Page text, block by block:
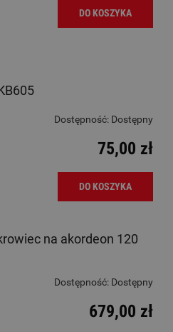
DO KOSZYKA
Dostępność: Dostępny
75,00 zł
DO KOSZYKA
na akordeon 120
Dostępność: Dostępny
679,00 zł